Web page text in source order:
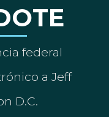
federal
a Jeff
D.C.